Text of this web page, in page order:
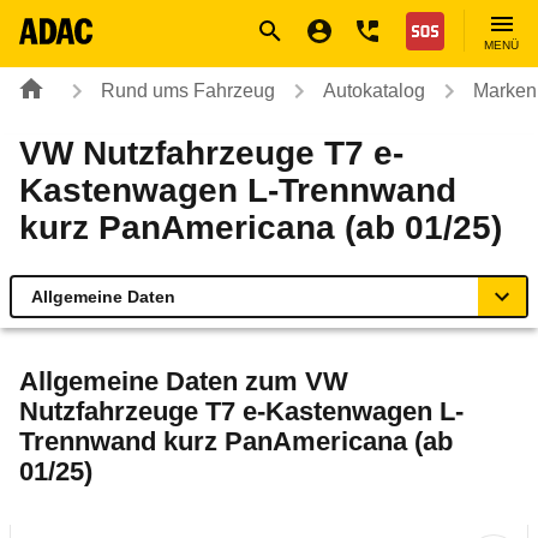
Nothilfe
MENÜ
Rund ums Fahrzeug Autokatalog
VW Nutzfahrzeuge T7 e-
Kastenwagen L-Trennwand
kurz PanAmericana (ab 01/25)
Allgemeine Daten
Technische Daten
Ähnliche Autotests
Allgemeine Daten zum VW
Nutzfahrzeuge T7 e-Kastenwagen L-
Trennwand kurz PanAmericana (ab
01/25)